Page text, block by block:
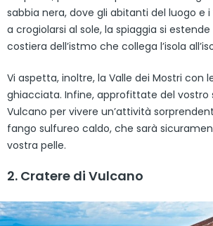
sabbia nera, dove gli abitanti del luogo e
a crogiolarsi al sole, la spiaggia si
costiera dell’istmo che collega l’isola
Vi aspetta, inoltre, la Valle dei Mostri con
ghiacciata. Infine, approfittate del vostro
Vulcano per vivere un’attività
fango sulfureo caldo, che sarà
vostra pelle.
2. Cratere di Vulcano